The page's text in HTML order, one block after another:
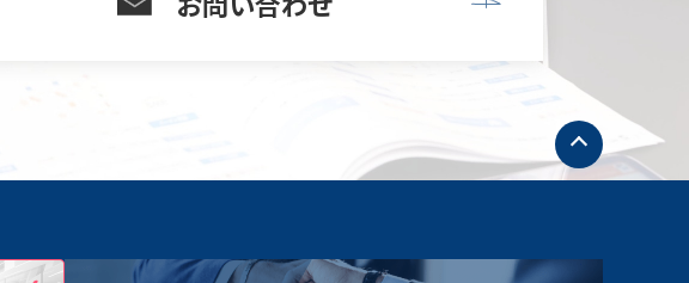
ト
ッ
プ
へ